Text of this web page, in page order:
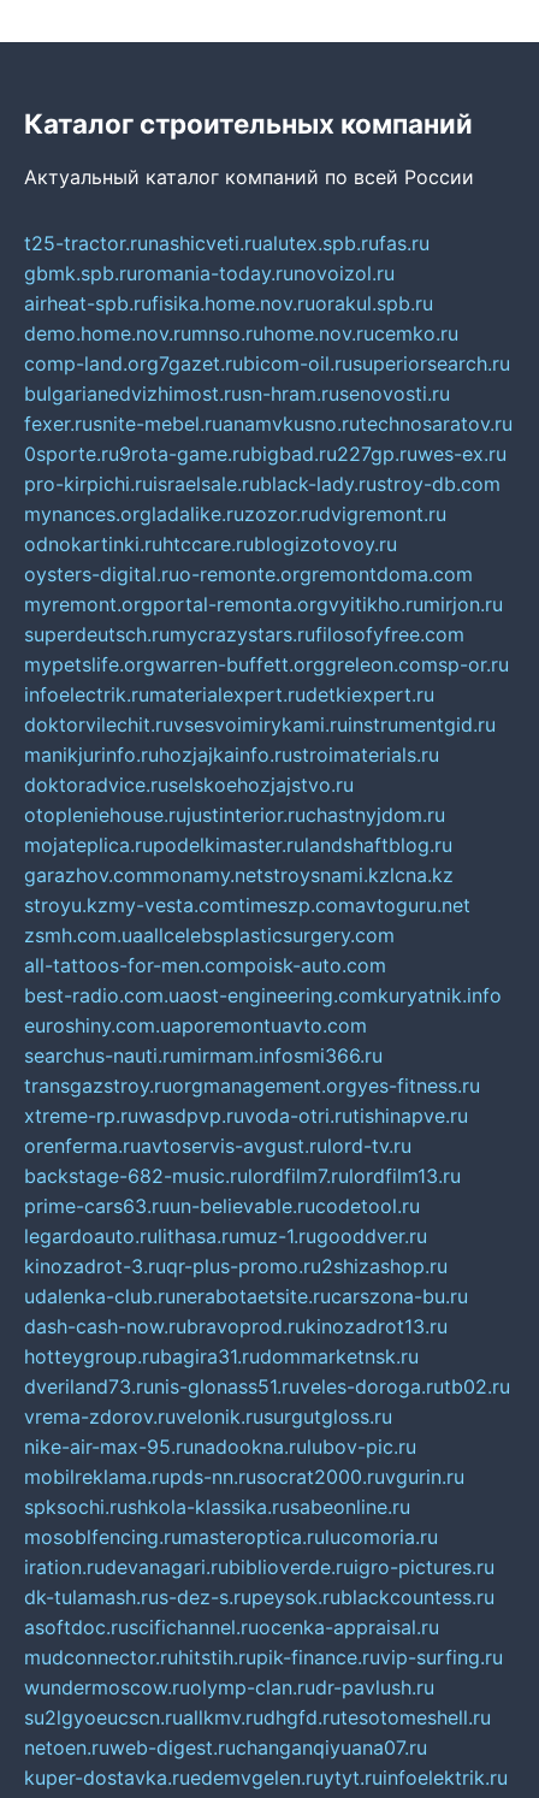
Каталог строительных компаний
Актуальный каталог компаний по всей России
t25-tractor.runashicveti.rualutex.spb.rufas.ru
gbmk.spb.ruromania-today.runovoizol.ru
airheat-spb.rufisika.home.nov.ruorakul.spb.ru
demo.home.nov.rumnso.ruhome.nov.rucemko.ru
comp-land.org7gazet.rubicom-oil.rusuperiorsearch.ru
bulgarianedvizhimost.rusn-hram.rusenovosti.ru
fexer.rusnite-mebel.ruanamvkusno.rutechnosaratov.ru
0sporte.ru9rota-game.rubigbad.ru227gp.ruwes-ex.ru
pro-kirpichi.ruisraelsale.rublack-lady.rustroy-db.com
mynances.orgladalike.ruzozor.rudvigremont.ru
odnokartinki.ruhtccare.rublogizotovoy.ru
oysters-digital.ruo-remonte.orgremontdoma.com
myremont.orgportal-remonta.orgvyitikho.rumirjon.ru
superdeutsch.rumycrazystars.rufilosofyfree.com
mypetslife.orgwarren-buffett.orggreleon.comsp-or.ru
infoelectrik.rumaterialexpert.rudetkiexpert.ru
doktorvilechit.ruvsesvoimirykami.ruinstrumentgid.ru
manikjurinfo.ruhozjajkainfo.rustroimaterials.ru
doktoradvice.ruselskoehozjajstvo.ru
otopleniehouse.rujustinterior.ruchastnyjdom.ru
mojateplica.rupodelkimaster.rulandshaftblog.ru
garazhov.commonamy.netstroysnami.kzlcna.kz
stroyu.kzmy-vesta.comtimeszp.comavtoguru.net
zsmh.com.uaallcelebsplasticsurgery.com
all-tattoos-for-men.compoisk-auto.com
best-radio.com.uaost-engineering.comkuryatnik.info
euroshiny.com.uaporemontuavto.com
searchus-nauti.rumirmam.infosmi366.ru
transgazstroy.ruorgmanagement.orgyes-fitness.ru
xtreme-rp.ruwasdpvp.ruvoda-otri.rutishinapve.ru
orenferma.ruavtoservis-avgust.rulord-tv.ru
backstage-682-music.rulordfilm7.rulordfilm13.ru
prime-cars63.ruun-believable.rucodetool.ru
legardoauto.rulithasa.rumuz-1.rugooddver.ru
kinozadrot-3.ruqr-plus-promo.ru2shizashop.ru
udalenka-club.runerabotaetsite.rucarszona-bu.ru
dash-cash-now.rubravoprod.rukinozadrot13.ru
hotteygroup.rubagira31.rudommarketnsk.ru
dveriland73.runis-glonass51.ruveles-doroga.rutb02.ru
vrema-zdorov.ruvelonik.rusurgutgloss.ru
nike-air-max-95.runadookna.rulubov-pic.ru
mobilreklama.rupds-nn.rusocrat2000.ruvgurin.ru
spksochi.rushkola-klassika.rusabeonline.ru
mosoblfencing.rumasteroptica.rulucomoria.ru
iration.rudevanagari.rubiblioverde.ruigro-pictures.ru
dk-tulamash.rus-dez-s.rupeysok.rublackcountess.ru
asoftdoc.ruscifichannel.ruocenka-appraisal.ru
mudconnector.ruhitstih.rupik-finance.ruvip-surfing.ru
wundermoscow.ruolymp-clan.rudr-pavlush.ru
su2lgyoeucscn.ruallkmv.rudhgfd.rutesotomeshell.ru
netoen.ruweb-digest.ruchanganqiyuana07.ru
kuper-dostavka.ruedemvgelen.ruytyt.ruinfoelektrik.ru